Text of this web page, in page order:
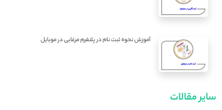
آموزش نحوه ثبت نام در پلتفرم مرغابی در موبایل
سایر مقالات